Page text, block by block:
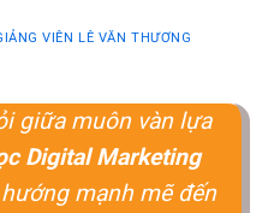
VIÊN LÊ VĂN THƯƠNG
giữa muôn vàn lựa
Digital Marketing
mạnh mẽ đến